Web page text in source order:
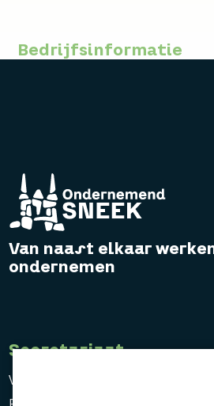
Bedrijfsinformatie
Van naast elkaar
ondernemen
Secretariaat
Vereniging Ondernemend Sneek